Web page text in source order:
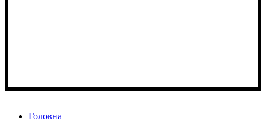
Головна